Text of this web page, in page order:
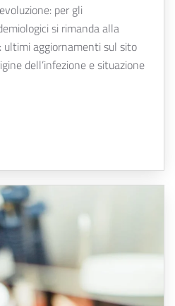
per gli
si rimanda alla
ultimi aggiornamenti sul sito
dell’infezione e situazione